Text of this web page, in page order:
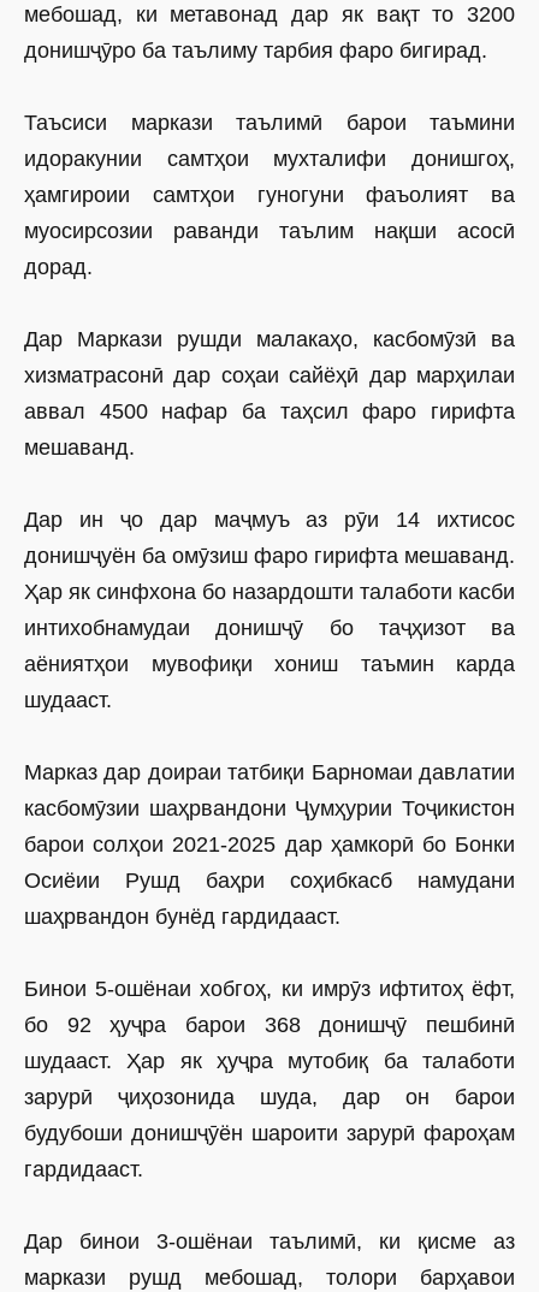
мебошад, ки метавонад дар як вақт то 3200
донишҷӯро ба таълиму тарбия фаро бигирад.
Таъсиси маркази таълимӣ барои таъмини
идоракунии самтҳои мухталифи донишгоҳ,
ҳамгироии самтҳои гуногуни фаъолият ва
муосирсозии раванди таълим нақши асосӣ
дорад.
Дар Маркази рушди малакаҳо, касбомӯзӣ ва
хизматрасонӣ дар соҳаи сайёҳӣ дар марҳилаи
аввал 4500 нафар ба таҳсил фаро гирифта
мешаванд.
Дар ин ҷо дар маҷмуъ аз рӯи 14 ихтисос
донишҷуён ба омӯзиш фаро гирифта мешаванд.
Ҳар як синфхона бо назардошти талаботи касби
интихобнамудаи донишҷӯ бо таҷҳизот ва
аёниятҳои мувофиқи хониш таъмин карда
шудааст.
Марказ дар доираи татбиқи Барномаи давлатии
касбомӯзии шаҳрвандони Ҷумҳурии Тоҷикистон
барои солҳои 2021-2025 дар ҳамкорӣ бо Бонки
Осиёии Рушд баҳри соҳибкасб намудани
шаҳрвандон бунёд гардидааст.
Бинои 5-ошёнаи хобгоҳ, ки имрӯз ифтитоҳ ёфт,
бо 92 ҳуҷра барои 368 донишҷӯ пешбинӣ
шудааст. Ҳар як ҳуҷра мутобиқ ба талаботи
зарурӣ ҷиҳозонида шуда, дар он барои
будубоши донишҷӯён шароити зарурӣ фароҳам
гардидааст.
Дар бинои 3-ошёнаи таълимӣ, ки қисме аз
маркази рушд мебошад, толори барҳавои